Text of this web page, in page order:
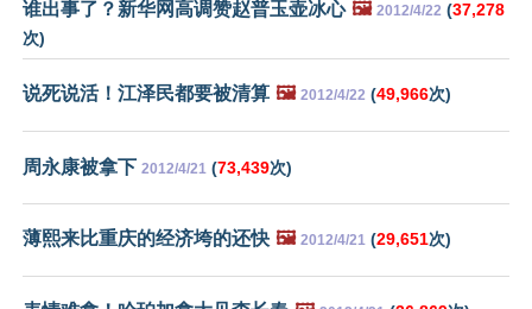
谁出事了？新华网高调赞赵普玉壶冰心 🖼️ 2012/4/22 (37,278
次)
说死说活！江泽民都要被清算 🖼️ 2012/4/22 (49,966次)
周永康被拿下 2012/4/21 (73,439次)
薄熙来比重庆的经济垮的还快 🖼️ 2012/4/21 (29,651次)